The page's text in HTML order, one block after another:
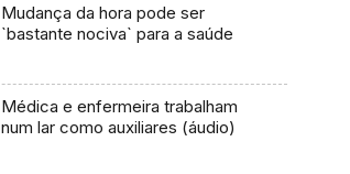
Mudança da hora pode ser
`bastante nociva` para a saúde
Médica e enfermeira trabalham
num lar como auxiliares (áudio)